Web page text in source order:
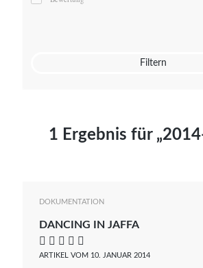
Mato von Vogelstein
Filtern
1 Ergebnis für
DOKUMENTATION
DANCING IN JAFFA
    
ARTIKEL VOM 10. JANUAR 2014